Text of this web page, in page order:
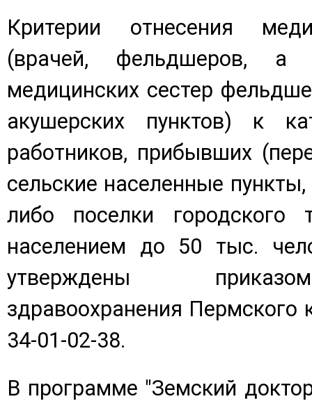
Критерии отнесения
(врачей, фельдшеров,
медицинских сестер
акушерских пунктов) к
работников, прибывших
сельские населенные
либо поселки
населением до 50 тыс.
утверждены
здравоохранения Пермского
34-01-02-38.
В программе "Земский